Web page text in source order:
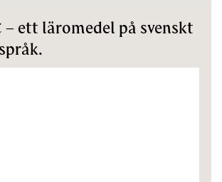
– ett läromedel på svenskt